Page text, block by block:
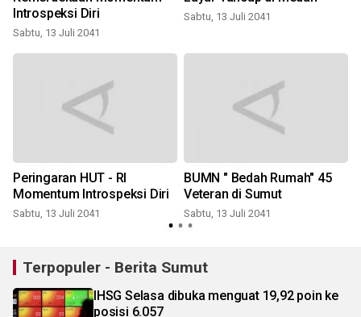
Introspeksi Diri
Sabtu, 13 Juli 2041
Sabtu, 13 Juli 2041
Peringaran HUT - RI
Momentum Introspeksi Diri
Sabtu, 13 Juli 2041
BUMN " Bedah Rumah" 45
Veteran di Sumut
Sabtu, 13 Juli 2041
Terpopuler - Berita Sumut
IHSG Selasa dibuka menguat 19,92 poin ke
posisi 6.057